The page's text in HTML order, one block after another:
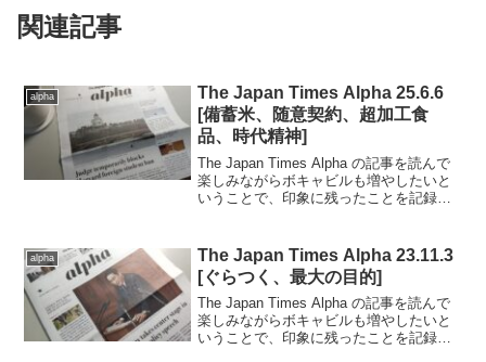
関連記事
alpha
The Japan Times Alpha 25.6.6
[備蓄米、随意契約、超加工食
品、時代精神]
The Japan Times Alpha の記事を読んで
楽しみながらボキャビルも増やしたいと
いうことで、印象に残ったことを記録し
の自然環境の変化。.Dr...
alpha
The Japan Times Alpha 23.11.3
[ぐらつく、最大の目的]
The Japan Times Alpha の記事を読んで
楽しみながらボキャビルも増やしたいと
いうことで、印象に残ったことを記録し